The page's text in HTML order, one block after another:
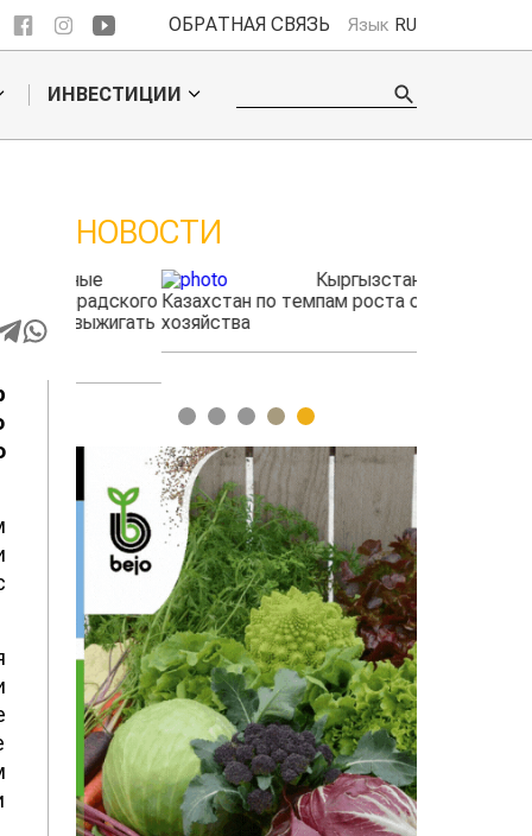
ОБРАТНАЯ СВЯЗЬ Язык RU
ИНВЕСТИЦИИ
НОВОСТИ
Кыргызстан обошел
Казахстан по темпам роста сельского
хозяйства
1 2 3 4 5